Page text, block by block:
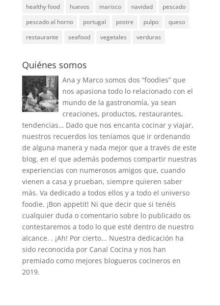
healthy food
huevos marisco navidad
pescado
pescado al horno
portugal postre pulpo
queso
restaurante
seafood vegetales verduras
Quiénes somos
Ana y Marco somos dos “foodies” que
nos apasiona todo lo relacionado con el
mundo de la gastronomía, ya sean
creaciones, productos, restaurantes,
tendencias… Dado que nos encanta cocinar y viajar,
nuestros recuerdos los teníamos que ir ordenando
de alguna manera y nada mejor que a través de este
blog, en el que además podemos compartir nuestras
experiencias con numerosos amigos que, cuando
vienen a casa y prueban, siempre quieren saber
más. Va dedicado a todos ellos y a todo el universo
foodie. ¡Bon appetit! Ni que decir que si tenéis
cualquier duda o comentario sobre lo publicado os
contestaremos a todo lo que esté dentro de nuestro
alcance. . ¡Ah! Por cierto... Nuestra dedicación ha
sido reconocida por Canal Cocina y nos han
premiado como mejores blogueros cocineros en
2019.